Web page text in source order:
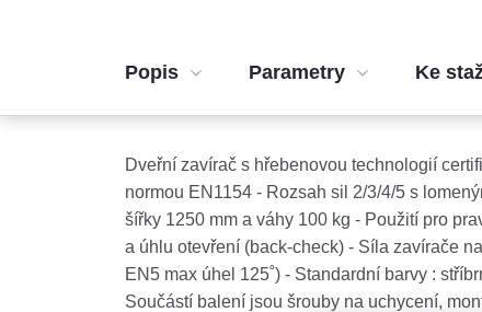
Popis Parametry Ke
Dveřní zavírač s hřebenovou technologií
normou EN1154 - Rozsah sil 2/3/4/5 s
šířky 1250 mm a váhy 100 kg - Použití pro
a úhlu otevření (back-check) - Síla zavírače
EN5 max úhel 125˚) - Standardní barvy :
Součástí balení jsou šrouby na uchycení,